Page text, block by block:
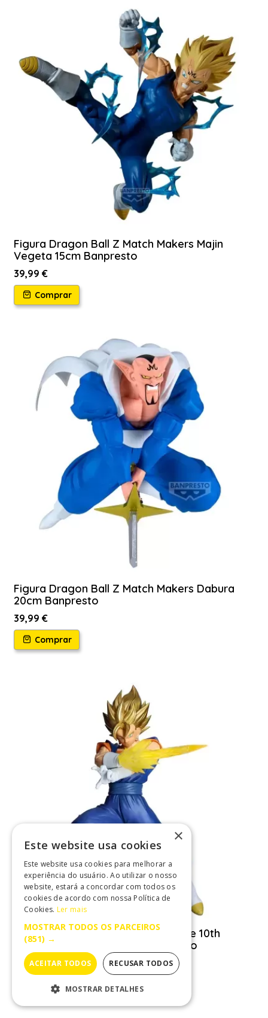
Figura Dragon Ball Z Match Makers Majin
Vegeta 15cm Banpresto
39,99 €
Comprar
Figura Dragon Ball Z Match Makers Dabura
20cm Banpresto
39,99 €
Comprar
Figura Dragon Ball Z Dokkan Battle 10th
Anniversary Vegito 19cm Banpresto
39,99 €
Comprar
×
Este website usa cookies
Este website usa cookies para melhorar a
experiência do usuário. Ao utilizar o nosso
website, estará a concordar com todos os
cookies de acordo com nossa Política de
Cookies. Ler mais
MOSTRAR TODOS OS PARCEIROS
(851) →
ACEITAR TODOS RECUSAR TODOS
MOSTRAR DETALHES